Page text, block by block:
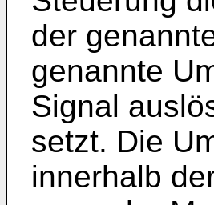
der
genannte
Signal
setzt. Die
innerhalb